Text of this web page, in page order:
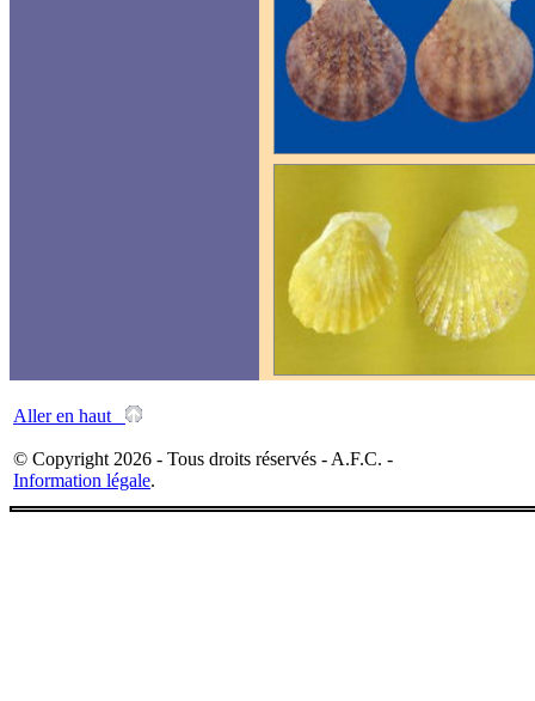
Aller en haut
© Copyright 2026 - Tous droits réservés - A.F.C. -
Information légale.